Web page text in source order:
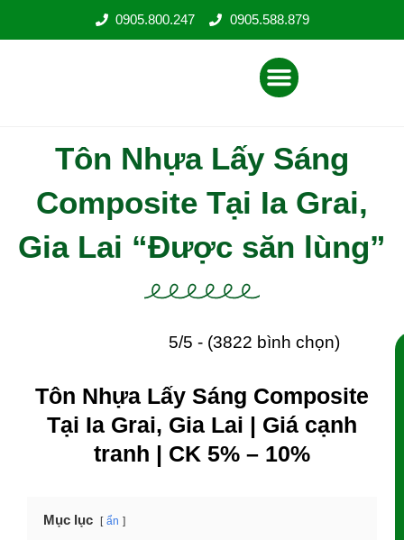
0905.800.247 0905.588.879
Menu
Tôn Nhựa Lấy Sáng
Composite Tại Ia Grai,
Gia Lai “Được săn lùng”
5/5 - (3822 bình chọn)
Tôn Nhựa Lấy Sáng Composite
Tại Ia Grai, Gia Lai | Giá cạnh
tranh | CK 5% – 10%
Mục lục ẩn